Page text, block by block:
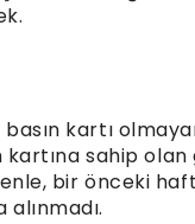
basın kartı
kartına sahip
bir önceki